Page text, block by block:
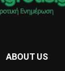
ABOUT US